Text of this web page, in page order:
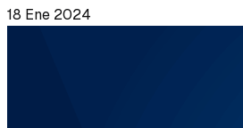
18 Ene 2024